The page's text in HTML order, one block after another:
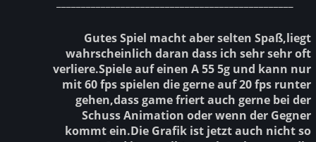
Gutes Spiel macht aber selten Spaß,liegt
wahrscheinlich daran dass ich sehr sehr oft
verliere.Spiele auf einen A 55 5g und kann nur
mit 60 fps spielen die gerne auf 20 fps runter
gehen,dass game friert auch gerne bei der
Schuss Animation oder wenn der Gegner
kommt ein.Die Grafik ist jetzt auch nicht so